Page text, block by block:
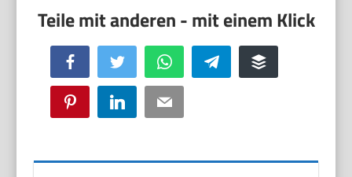
Facebook Twitter WhatsApp Telegram Buffer
Pinterest LinkedIn Email